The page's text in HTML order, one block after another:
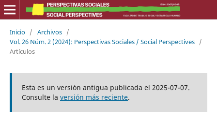
Inicio / Archivos /
Vol. 26 Núm. 2 (2024): Perspectivas Sociales / Social Perspectives /
Artículos
Esta es un versión antigua publicada el 2025-07-07.
Consulte la versión más reciente.